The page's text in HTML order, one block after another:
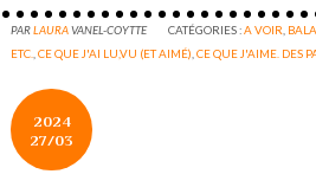
PARLAURAVANEL-COYTTE CATÉGORIES :A VOIR
ETC. ,CE QUE J'AI LU,VU (ET AIMÉ) ,CE QUE J'AIME. DES
2024
27/03